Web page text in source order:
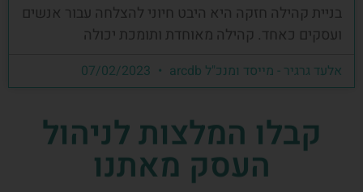
בניית קהילה חזקה היא היבט חיוני להצלחה עבור אנשים
ועסקים כאחד. קהילה מאוחדת ותומכת יכולה
אלעד גרגיר - מייסד ומנכ"ל arcdb
קבלו המלצות לניהול
העסק מאתנו